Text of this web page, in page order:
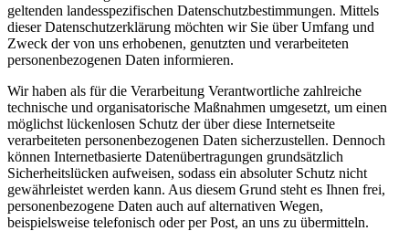
geltenden landesspezifischen Datenschutzbestimmungen. Mittels
dieser Datenschutzerklärung möchten wir Sie über Umfang und
Zweck der von uns erhobenen, genutzten und verarbeiteten
personenbezogenen Daten informieren.
Wir haben als für die Verarbeitung Verantwortliche zahlreiche
technische und organisatorische Maßnahmen umgesetzt, um einen
möglichst lückenlosen Schutz der über diese Internetseite
verarbeiteten personenbezogenen Daten sicherzustellen. Dennoch
können Internetbasierte Datenübertragungen grundsätzlich
Sicherheitslücken aufweisen, sodass ein absoluter Schutz nicht
gewährleistet werden kann. Aus diesem Grund steht es Ihnen frei,
personenbezogene Daten auch auf alternativen Wegen,
beispielsweise telefonisch oder per Post, an uns zu übermitteln.